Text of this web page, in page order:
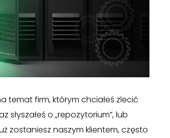
temat firm, którym chciałeś zlecić
o „repozytorium”, lub
zostaniesz naszym klientem, często